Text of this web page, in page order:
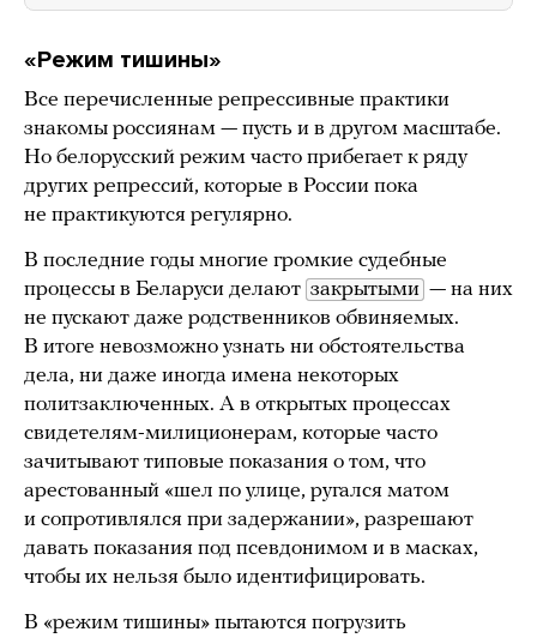
«Режим тишины»
Все перечисленные репрессивные практики
знакомы россиянам — пусть и в другом масштабе.
Но белорусский режим часто прибегает к ряду
других репрессий, которые в России пока
не практикуются регулярно.
В последние годы многие громкие судебные
процессы в Беларуси делают закрытыми — на них
не пускают даже родственников обвиняемых.
В итоге невозможно узнать ни обстоятельства
дела, ни даже иногда имена некоторых
политзаключенных. А в открытых процессах
свидетелям-милиционерам, которые часто
зачитывают типовые показания о том, что
арестованный «шел по улице, ругался матом
и сопротивлялся при задержании», разрешают
давать показания под псевдонимом и в масках,
чтобы их нельзя было идентифицировать.
В «режим тишины» пытаются погрузить